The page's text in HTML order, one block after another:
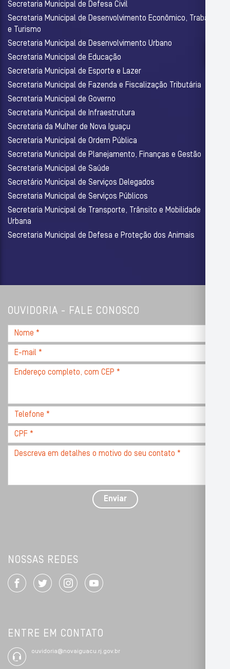
Secretaria Municipal de Defesa Civil
Secretaria Municipal de Desenvolvimento Econômico, Trabalho
e Turismo
Secretaria Municipal de Desenvolvimento Urbano
Secretaria Municipal de Educação
Secretaria Municipal de Esporte e Lazer
Secretaria Municipal de Fazenda e Fiscalização Tributária
Secretaria Municipal de Governo
Secretaria Municipal de Infraestrutura
Secretaria da Mulher de Nova Iguaçu
Secretaria Municipal de Ordem Pública
Secretaria Municipal de Planejamento, Finanças e Gestão
Secretaria Municipal de Saúde
Secretário Municipal de Serviços Delegados
Secretaria Municipal de Serviços Públicos
Secretaria Municipal de Transporte, Trânsito e Mobilidade
Urbana
Secretaria Municipal de Defesa e Proteção dos Animais
OUVIDORIA - FALE CONOSCO
Nome
*
E-
mail
Endereço
CEP
Telefone
*
CPF
*
Descreva
com
Enviar
NOSSAS REDES
ENTRE EM CONTATO
ouvidoria@novaiguacu.rj.gov.br